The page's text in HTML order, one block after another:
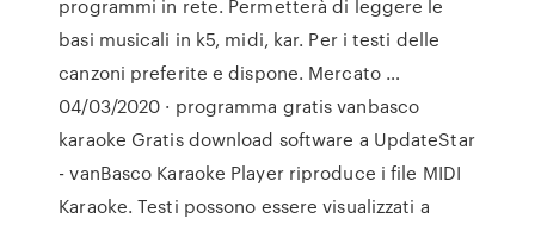
programmi in rete. Permetterà di leggere le
basi musicali in k5, midi, kar. Per i testi delle
canzoni preferite e dispone. Mercato …
04/03/2020 · programma gratis vanbasco
karaoke Gratis download software a UpdateStar
- vanBasco Karaoke Player riproduce i file MIDI
Karaoke. Testi possono essere visualizzati a